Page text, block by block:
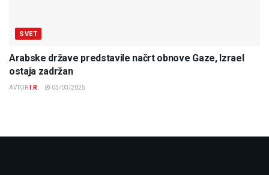
SVET
Arabske države predstavile načrt obnove Gaze, Izrael
ostaja zadržan
AVTOR I.R. 05/03/2025